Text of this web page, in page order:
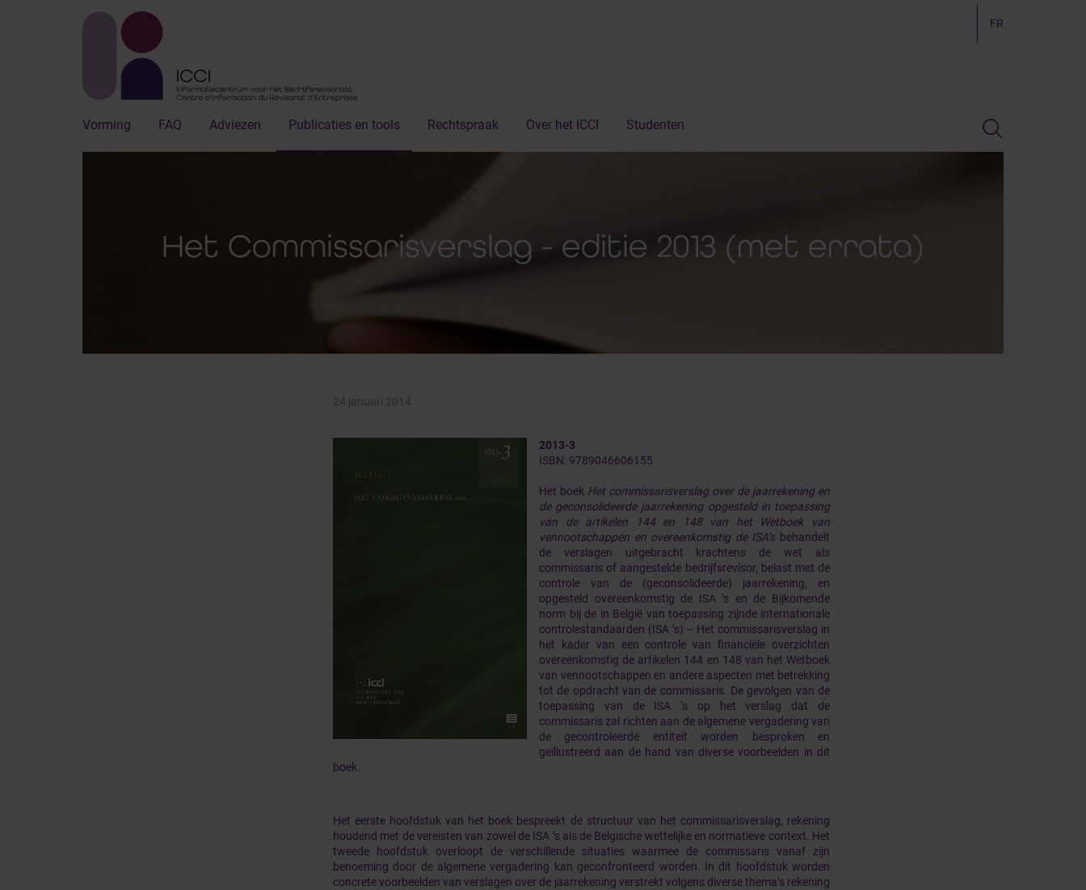
FR
Vorming FAQ Adviezen Publicaties en tools Rechtspraak Over het ICCI Studenten
Het Commissarisverslag - editie 2013 (met errata)
24 januari 2014
2013-3
ISBN: 9789046606155
Het boek Het commissarisverslag over de jaarrekening en
de geconsolideerde jaarrekening opgesteld in toepassing
van de artikelen 144 en 148 van het Wetboek van
vennootschappen en overeenkomstig de ISA’sbehandelt
de verslagen uitgebracht krachtens de wet als
commissaris of aangestelde bedrijfsrevisor, belast met de
controle van de (geconsolideerde) jaarrekening, en
opgesteld overeenkomstig de ISA ’s en de Bijkomende
norm bij de in België van toepassing zijnde internationale
controlestandaarden (ISA ’s) – Het commissarisverslag in
het kader van een controle van financiële overzichten
overeenkomstig de artikelen 144 en 148 van het Wetboek
van vennootschappen en andere aspecten met betrekking
tot de opdracht van de commissaris. De gevolgen van de
toepassing van de ISA ’s op het verslag dat de
commissaris zal richten aan de algemene vergadering van
de gecontroleerde entiteit worden besproken en
geïllustreerd aan de hand van diverse voorbeelden in dit
boek.
Het eerste hoofdstuk van het boek bespreekt de structuur van het commissarisverslag, rekening
houdend met de vereisten van zowel de ISA ’s als de Belgische wettelijke en normatieve context. Het
tweede hoofdstuk overloopt de verschillende situaties waarmee de commissaris vanaf zijn
benoeming door de algemene vergadering kan geconfronteerd worden. In dit hoofdstuk worden
concrete voorbeelden van verslagen over de jaarrekening verstrekt volgens diverse thema’s rekening